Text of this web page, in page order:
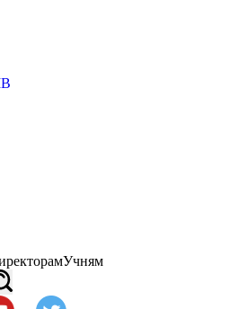
Учням